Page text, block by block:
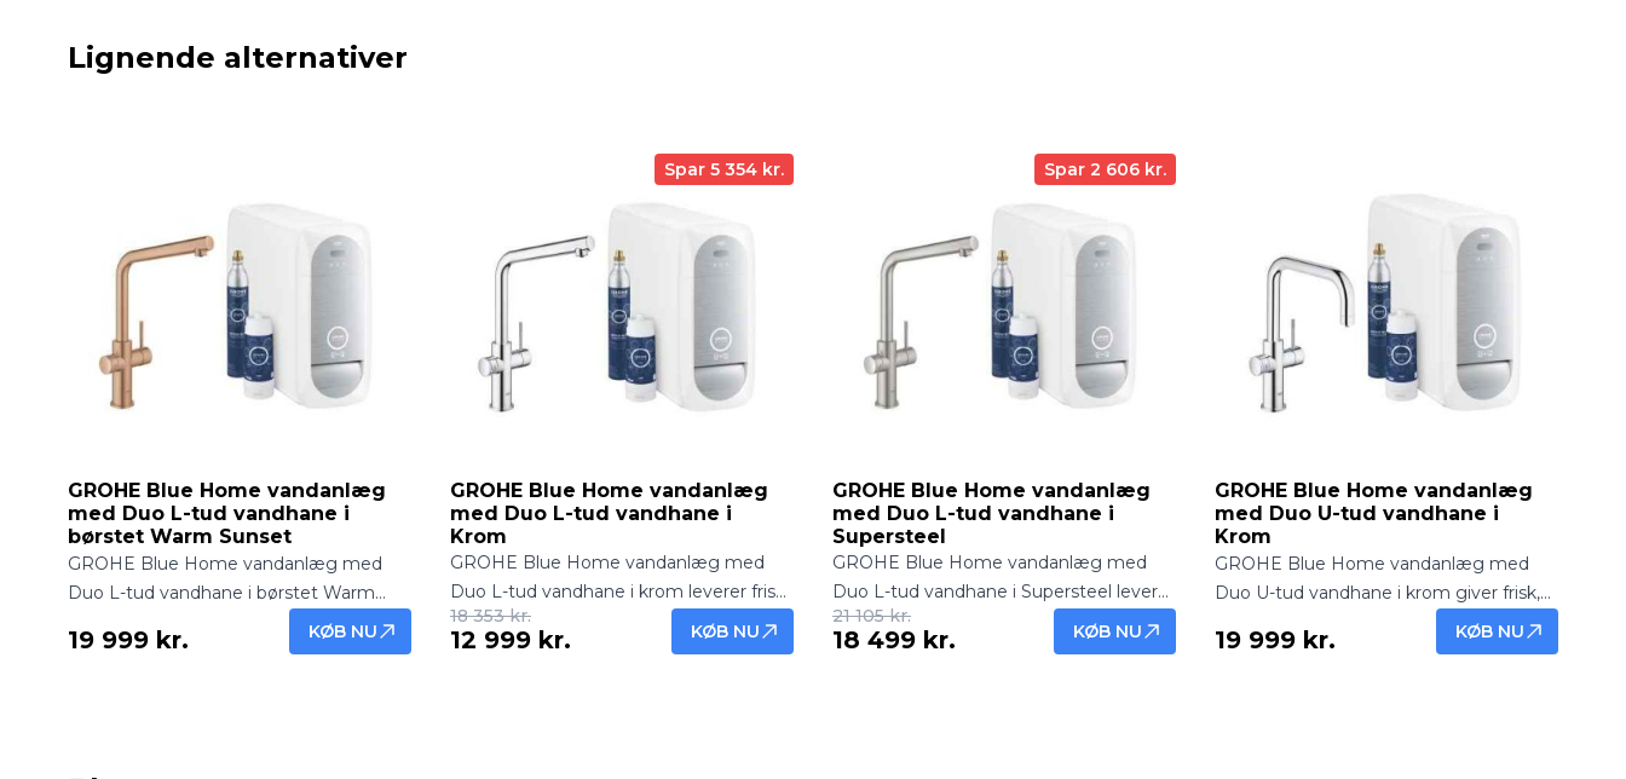
Lignende alternativer
GROHE Blue Home vandanlæg
med Duo L-tud vandhane i
børstet Warm Sunset
GROHE Blue Home vandanlæg med
Duo L-tud vandhane i børstet Warm
Sunset leverer frisk, filtreret og afkølet
vand direkte fra hanen. Eksklusivt design
19 999 kr. KØB NU
Spar 5 354 kr.
GROHE Blue Home vandanlæg
med Duo L-tud vandhane i
Krom
GROHE Blue Home vandanlæg med
Duo L-tud vandhane i krom leverer frisk,
koldt og filtreret vand direkte fra hanen.
Moderne design og nem installation til
18 353 kr.
12 999 kr. KØB NU
Spar 2 606 kr.
GROHE Blue Home vandanlæg
med Duo L-tud vandhane i
Supersteel
GROHE Blue Home vandanlæg med
Duo L-tud vandhane i Supersteel leverer
filtreret, koldt og velsmagende vand
direkte fra hanen. Elegant design og
21 105 kr.
18 499 kr. KØB NU
GROHE Blue Home vandanlæg
med Duo U-tud vandhane i
Krom
GROHE Blue Home vandanlæg med
Duo U-tud vandhane i krom giver frisk,
filtreret og afkølet vand direkte fra
hanen. Elegant U-tud design passer
19 999 kr. KØB NU